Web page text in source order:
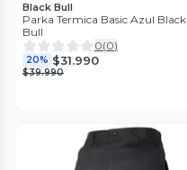
Black Bull
Parka Termica Basic Azul Black
Bull
0(0)
20% $31.990
$39.990